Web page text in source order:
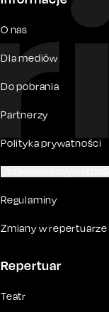
O nas
Dla mediów
Do pobrania
Partnerzy
Polityka prywatności
Regulaminy
Zmiany w repertuarze
Repertuar
Teatr